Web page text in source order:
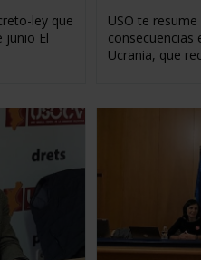
ley que
junio El
USO te
consecuencias
Ucrania, que